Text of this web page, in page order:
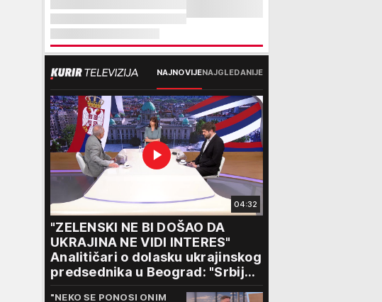
NAJNOVIJENAJGLEDANIJE
04:32
"ZELENSKI NE BI DOŠAO DA
UKRAJINA NE VIDI INTERES"
Analitičari o dolasku ukrajinskog
predsednika u Beograd: "Srbija
može da razgovara sa svima"
"NEKO SE PONOSI ONIM